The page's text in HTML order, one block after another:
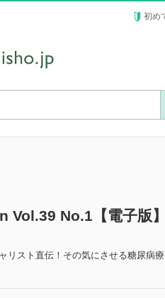
初め
No.1【電子版】
リスト直伝！その気にさせる糖尿病